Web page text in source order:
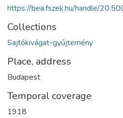
https://bea.fszek.hu/handle/
Collections
Sajtókivágat-gyűjtemény
Place, address
Budapest
Temporal coverage
1918